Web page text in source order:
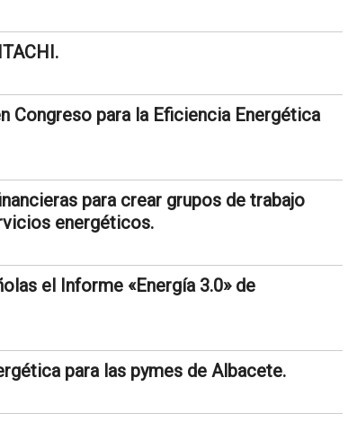
Congreso para la Eficiencia Energética
para crear grupos de trabajo
energéticos.
el Informe «Energía 3.0» de
para las pymes de Albacete.